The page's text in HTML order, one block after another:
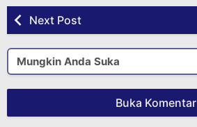
Next Post
Mungkin Anda Suka
Buka Komentar